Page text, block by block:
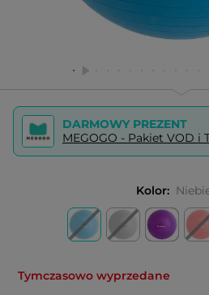
DARMOWY PREZENT
MEGOGO - Pakiet VOD i
Kolor:
Tymczasowo wyprzedane